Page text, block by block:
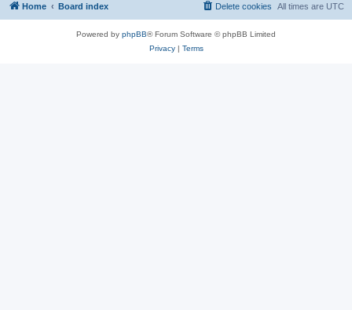
Home Board index All times are UTC
Delete cookies
Powered by phpBB® Forum Software © phpBB Limited
Privacy| Terms